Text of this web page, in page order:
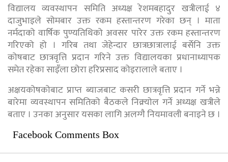
विद्यालय व्यवस्थापन समिति अध्यक्ष रेशमबहादुर खत्रीलाई ४
दाजुभाइले सोमबार उक्त रकम हस्तान्तरण गरेका छन् । माता
नर्मदाको वार्षिक पुण्यतिथिको अवसर पारेर उक्त रकम हस्तान्तरण
गरिएको हो । गरिब तथा जेहेन्दार छात्रछात्रालाई बर्सेनि उक्त
कोषबाट छात्रवृत्ति प्रदान गरिने उक्त विद्यालयका प्रधानाध्यापक
समेत रहेका साइँला छोरा हरिप्रसाद कोइरालाले बताए ।
अक्षयकोषकोबाट प्राप्त ब्याजबाट कसरी छात्रवृत्ति प्रदान गर्ने भन्ने
बारेमा व्यवस्थापन समितिको बैठकले निक्र्याेल गर्ने अध्यक्ष खत्रीले
बताए । उनका अनुसार यसका लागि अलग्गै नियमावली बनाइने छ ।
Facebook Comments Box